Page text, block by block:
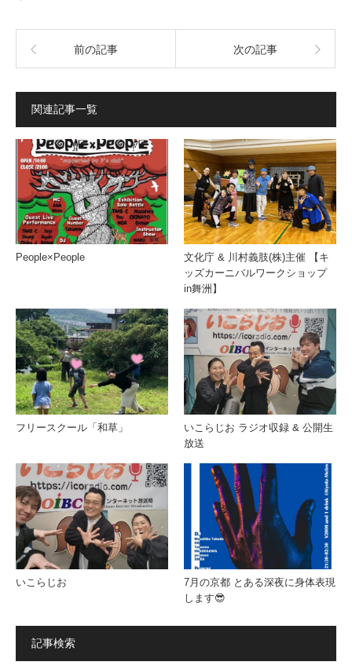
前の記事 次の記事
関連記事一覧
People×People
文化庁 & 川村義肢(株)主催 【キ
ッズカーニバルワークショップ
in舞洲】
フリースクール「和草」
いこらじお ラジオ収録 & 公開生
放送
いこらじお
7月の京都 とある深夜に身体表現
します😎
記事検索